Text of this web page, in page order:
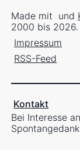
Made mit und
2000 bis 2026.
Impressum
RSS-Feed
Kontakt
Bei Interesse